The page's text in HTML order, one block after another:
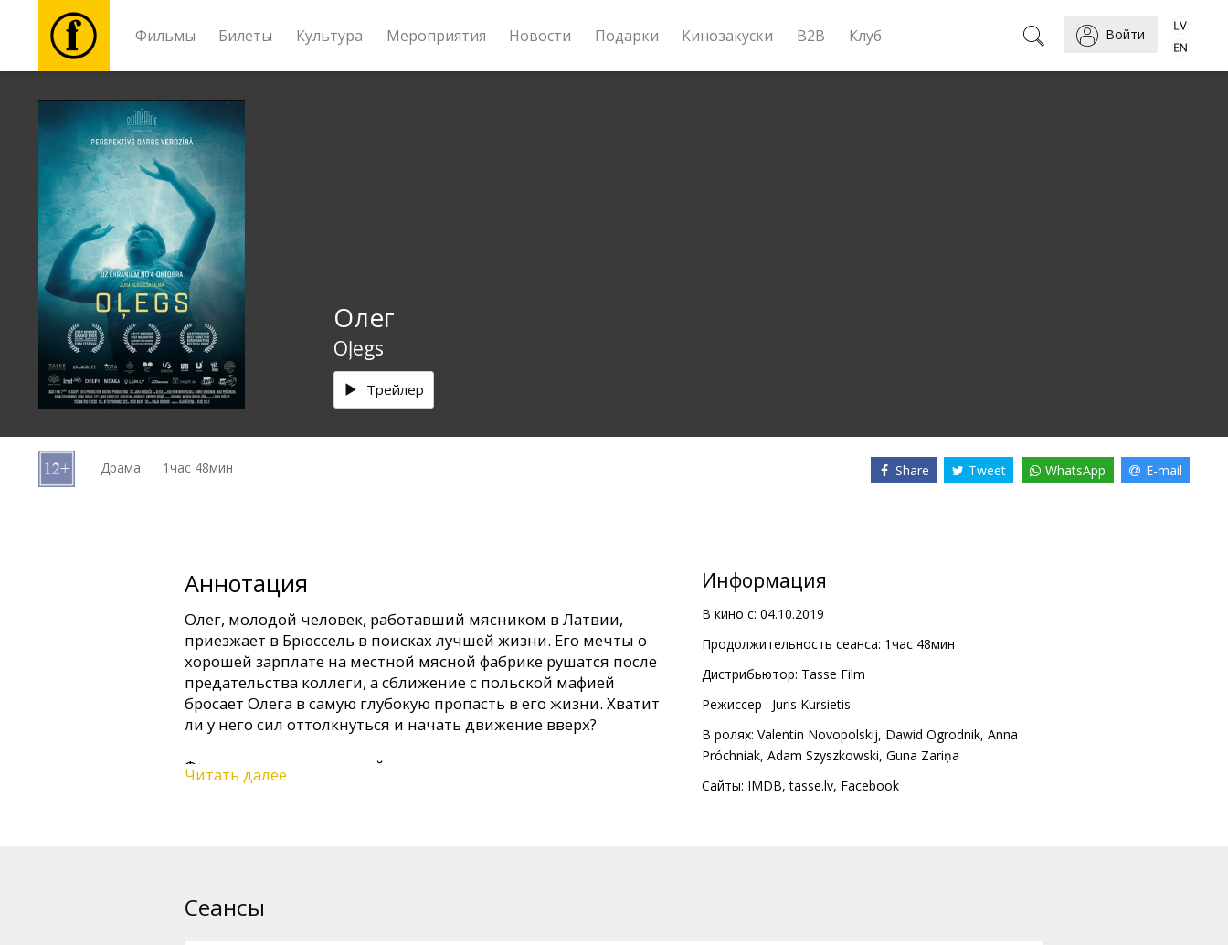
Фильмы Билеты Культура Мероприятия Новости Подарки Кинозакуски B2B Клуб Войти
Фильмы
Билеты
Культура
Мероприятия
Новости
Подарки
B2B
Олег
Oļegs
Трейлер
Драма 1час 48мин Share Tweet WhatsApp E-mail
Аннотация
Олег, молодой человек, работавший мясником в Латвии,
приезжает в Брюссель в поисках лучшей жизни. Его мечты о
хорошей зарплате на местной мясной фабрике рушатся после
предательства коллеги, а сближение с польской мафией
бросает Олега в самую глубокую пропасть в его жизни. Хватит
ли у него сил оттолкнуться и начать движение вверх?
Фильм на русском, английском и латышском языках с
субтитрами на латышском и русском языках.
Читать далее
Информация
В кино с: 04.10.2019
Продолжительность сеанса: 1час 48мин
Дистрибьютор: Tasse Film
Pежиссер : Juris Kursietis
В ролях: Valentin Novopolskij, Dawid Ogrodnik, Anna
Próchniak, Adam Szyszkowski, Guna Zariņa
Сайты: IMDB,tasse.lv, Facebook
Сеансы